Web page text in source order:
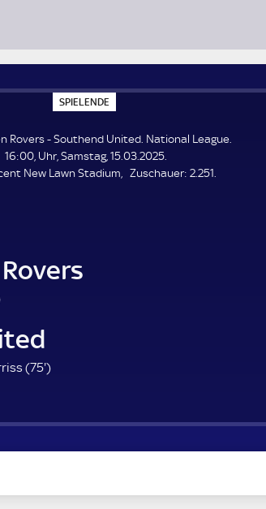
SPIELENDE
P
E
L
E
N
Rovers - Southend United. National League.
16:00, Uhr, Samstag, 15.03.2025.
New Lawn Stadium
Zuschauer: Z
2.251.
(75'7
m
n
)